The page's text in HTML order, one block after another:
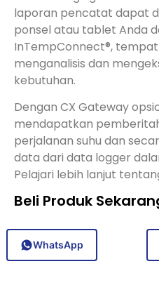
laporan pencatat dapat
ponsel atau tablet Anda
InTempConnect®,
menganalisis dan
kebutuhan.
Dengan CX Gateway
mendapatkan
perjalanan suhu dan
data dari data logger
Pelajari lebih lanjut
Beli Produk
WhatsApp